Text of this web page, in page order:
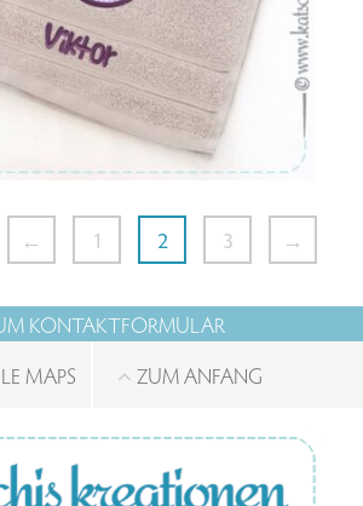
Von:€16.22
← 1 2 3 →
KONTAKTFORMULAR
MAPS
ZUM ANFANG